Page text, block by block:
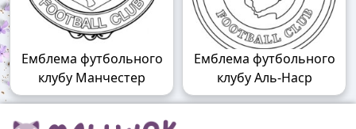
Емблема футбольного
клубу Манчестер
Емблема футбольного
клубу Аль-Наср